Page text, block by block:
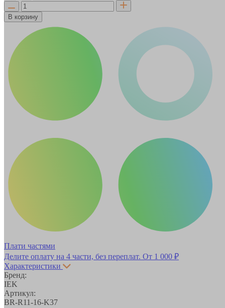
В корзину
Плати частями
Делите оплату на 4 части, без переплат. От 1 000 ₽
Характеристики
Бренд:
IEK
Артикул:
BR-R11-16-K37